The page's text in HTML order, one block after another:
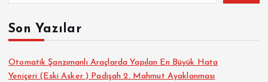
Son Yazılar
Otomatik Şanzımanlı Araçlarda Yapılan En Büyük Hata
Yeniçeri (Eski Asker ) Padişah 2. Mahmut Ayaklanması